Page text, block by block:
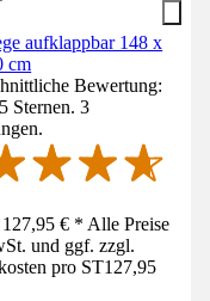
aufklappbar 148 x
cm
Bewertung:
Sternen. 3
€ * Alle Preise
und ggf. zzgl.
pro ST127,95